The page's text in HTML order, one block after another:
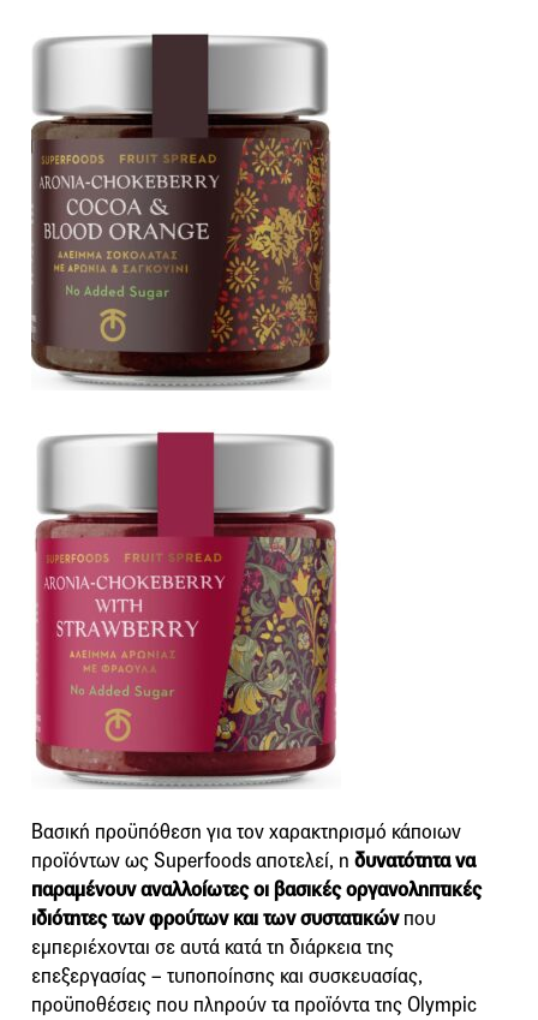
Βασική προϋπόθεση για τον χαρακτηρισμό κάποιων
προϊόντων ως Superfoods αποτελεί, η δυνατότητα να
παραμένουν αναλλοίωτες οι βασικές οργανοληπτικές
ιδιότητες των φρούτων και των συστατικώνπου
εμπεριέχονται σε αυτά κατά τη διάρκεια της
επεξεργασίας – τυποποίησης και συσκευασίας,
προϋποθέσεις που πληρούν τα προϊόντα της Olympic